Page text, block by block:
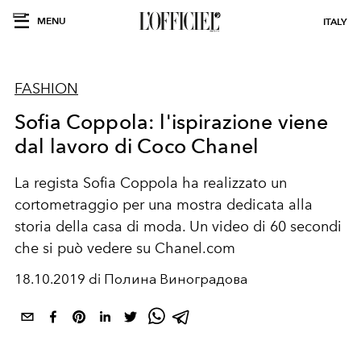
MENU ITALY
FASHION
Sofia Coppola: l'ispirazione viene
dal lavoro di Coco Chanel
La regista Sofia Coppola ha realizzato un
cortometraggio per una mostra dedicata alla
storia della casa di moda. Un video di 60 secondi
che si può vedere su Chanel.com
18.10.2019 di Полина Виноградова